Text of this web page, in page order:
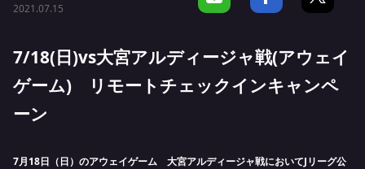
2021.07.15
7/18(日)vs大宮アルディージャ戦(アウェイ
ゲーム) リモートチェックインキャンペ
ーン
7月18日（日）のアウェイゲーム 大宮アルディージャ戦においてJリーグ公